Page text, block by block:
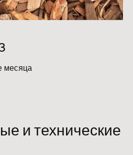
месяца
и технические